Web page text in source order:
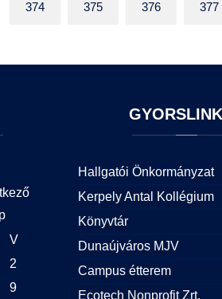
374 375 376 377
V
2
9
Hallgatói Önkormányzat
Kerpely Antal Kollégium
Könyvtár
Dunaújváros MJV
Campus étterem
Ecotech Nonprofit Zrt.